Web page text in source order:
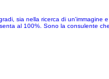
sia nella ricerca di un'immagine
al 100%. Sono la consulente